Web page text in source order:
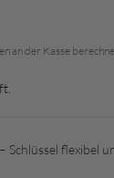
an der Kasse
Schlüssel flexibel